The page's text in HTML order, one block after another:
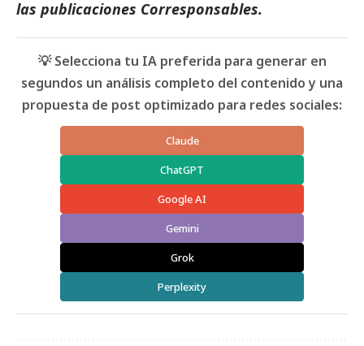
las publicaciones Corresponsables.
💡 Selecciona tu IA preferida para generar en
segundos un análisis completo del contenido y una
propuesta de post optimizado para redes sociales:
Claude
ChatGPT
Google AI
Gemini
Grok
Perplexity